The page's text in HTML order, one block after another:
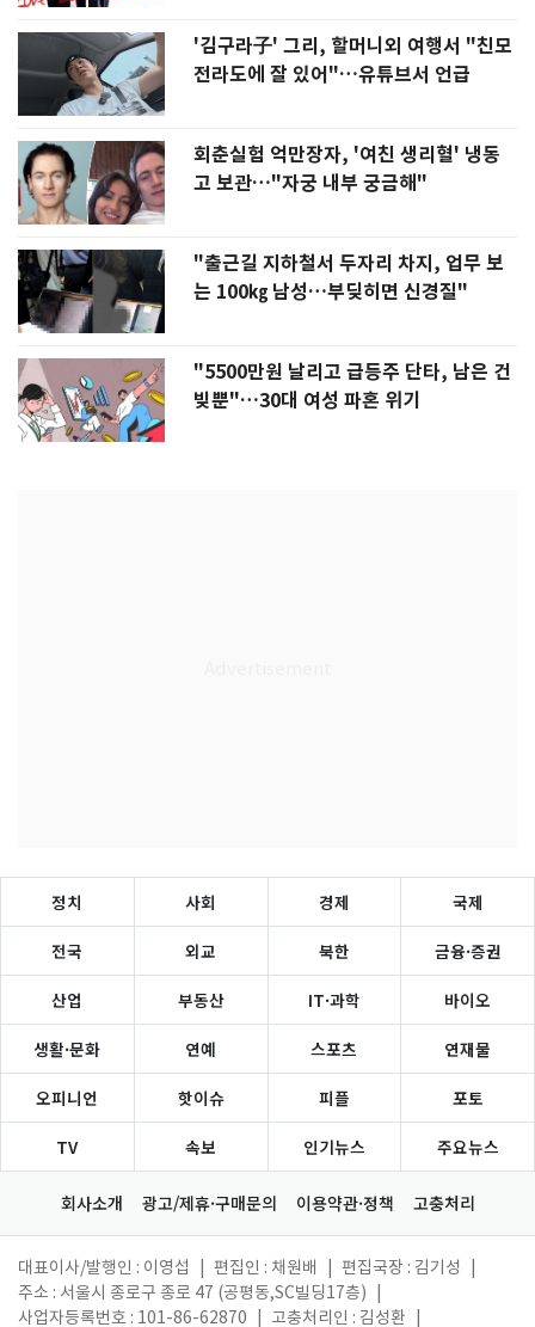
'김구라子' 그리, 할머니외 여행서 "친모
전라도에 잘 있어"…유튜브서 언급
회춘실험 억만장자, '여친 생리혈' 냉동
고 보관…"자궁 내부 궁금해"
"출근길 지하철서 두자리 차지, 업무 보
는 100㎏ 남성…부딪히면 신경질"
"5500만원 날리고 급등주 단타, 남은 건
빚뿐"…30대 여성 파혼 위기
정치 사회 경제 국제
전국 외교 북한 금융·증권
산업 부동산 IT·과학 바이오
생활·문화 연예 스포츠 연재물
오피니언 핫이슈 피플 포토
TV 속보 인기뉴스 주요뉴스
회사소개 광고/제휴·구매문의 이용약관·정책 고충처리
대표이사/발행인 : 이영섭 편집인 : 채원배 편집국장 : 김기성
주소 : 서울시 종로구 종로 47 (공평동,SC빌딩17층)
사업자등록번호 : 101-86-62870
고충처리인 : 김성환